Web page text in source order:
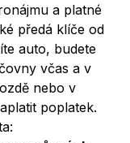
a platné
předá klíče od
auto, budete
včas a v
nebo v
poplatek.